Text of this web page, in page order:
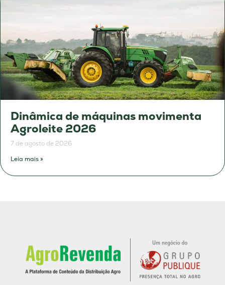
Dinâmica de máquinas movimenta
Agroleite 2026
7 de agosto de 2026
Leia mais »